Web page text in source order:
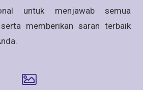
untuk menjawab semua
memberikan saran terbaik